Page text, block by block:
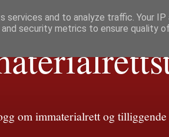
om immaterialrett og
and to analyze traffic. Your IP
security metrics to ensure quality